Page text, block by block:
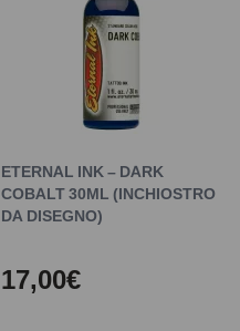
ETERNAL INK – DARK
COBALT 30ML (INCHIOSTRO
DA DISEGNO)
17,00€